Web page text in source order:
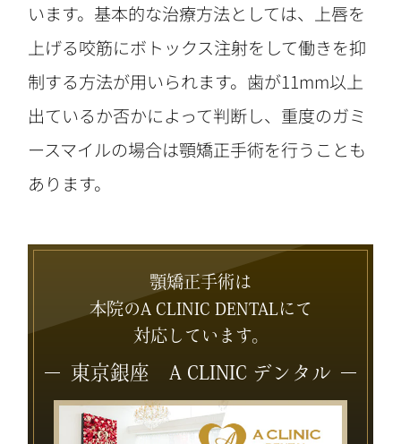
います。基本的な治療方法としては、上唇を
上げる咬筋にボトックス注射をして働きを抑
制する方法が用いられます。歯が11mm以上
出ているか否かによって判断し、重度のガミ
ースマイルの場合は顎矯正手術を行うことも
あります。
顎矯正手術は
本院のA CLINIC DENTALにて
対応しています。
東京銀座 A CLINIC デンタル